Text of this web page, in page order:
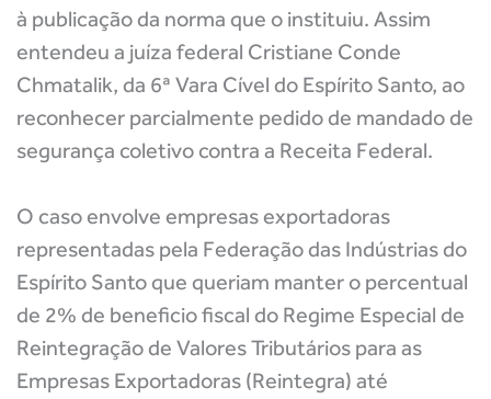
à publicação da norma que o instituiu. Assim
entendeu a juíza federal Cristiane Conde
Chmatalik, da 6ª Vara Cível do Espírito Santo, ao
reconhecer parcialmente pedido de mandado de
segurança coletivo contra a Receita Federal.
O caso envolve empresas exportadoras
representadas pela Federação das Indústrias do
Espírito Santo que queriam manter o percentual
de 2% de beneficio fiscal do Regime Especial de
Reintegração de Valores Tributários para as
Empresas Exportadoras (Reintegra) até